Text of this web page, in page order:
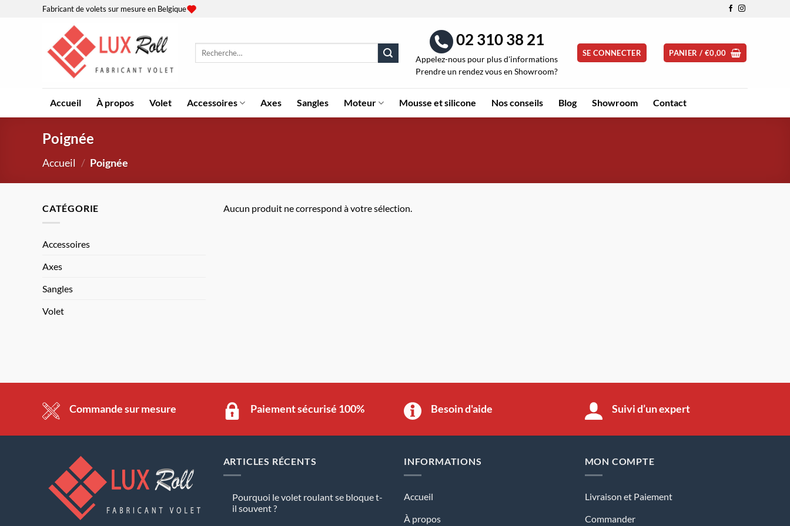
Fabricant de volets sur mesure en Belgique
Recherche
02 310 38 21
Appelez-nous pour plus d'informations
Prendre un rendez vous en Showroom?
SE CONNECTER PANIER / €0,00
Accueil À propos Volet Accessoires Axes Sangles Moteur Mousse et silicone Nos conseils Blog Showroom Contact
Poignée
Accueil / Poignée
CATÉGORIE
Accessoires
Axes
Sangles
Volet
Aucun produit ne correspond à votre sélection.
Commande sur mesure Paiement sécurisé 100% Besoin d'aide Suivi d’un expert
ARTICLES RÉCENTS
Pourquoi le volet roulant se bloque t-
il souvent ?
INFORMATIONS
Accueil
À propos
MON COMPTE
Livraison et Paiement
Commander